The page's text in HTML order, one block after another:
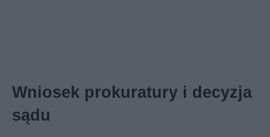
Wniosek prokuratury i decyzja
sądu